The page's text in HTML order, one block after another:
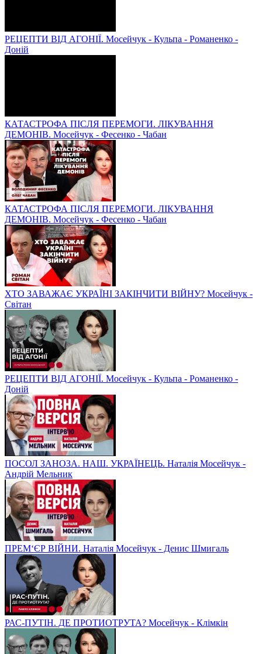
РЕЦЕПТИ ВІД АГОНІЇ. Мосейчук - Кульпа - Романенко -
Доній
КАТАСТРОФА ПІСЛЯ ПЕРЕМОГИ. ЛІКУВАННЯ
ДЕМОНІВ. Мосейчук - Фесенко - Чабан
КАТАСТРОФА ПІСЛЯ ПЕРЕМОГИ. ЛІКУВАННЯ
ДЕМОНІВ. Мосейчук - Фесенко - Чабан
ХТО ЗАВАЖАЄ УКРАЇНІ ЗАКІНЧИТИ ВІЙНУ? Мосейчук -
Світан
РЕЦЕПТИ ВІД АГОНІЇ. Мосейчук - Кульпа - Романенко -
Доній
ПОСОЛ ЗАНОЗА. НАШ. УКРАЇНЕЦЬ. Наталія Мосейчук -
Андрій Мельник
ПРЕМ‘ЄР ВІЙНИ. Наталія Мосейчук - Денис Шмигаль
РАС-ПУТІН. ДЕ ПРОТИОТРУТА? Мосейчук - Клімкін